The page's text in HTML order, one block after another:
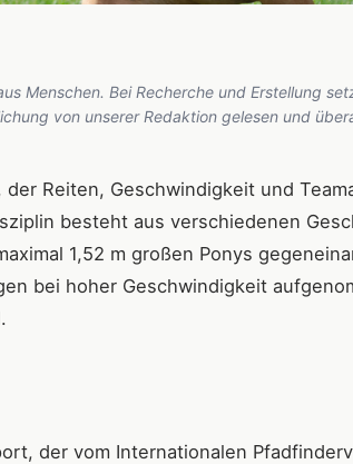
Menschen. Bei Recherche und Erstellung
von unserer Redaktion gelesen und
Reiten, Geschwindigkeit und
besteht aus verschiedenen
1,52 m großen Ponys
bei hoher Geschwindigkeit
der vom Internationalen